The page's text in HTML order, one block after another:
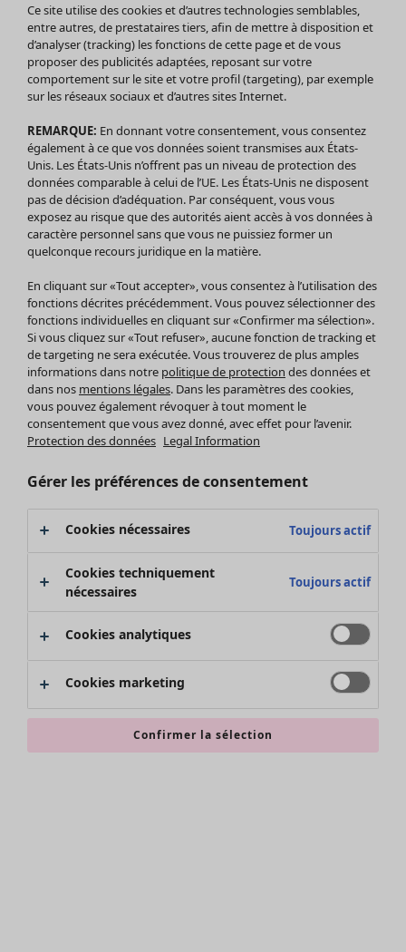
Soldes Vêtements
Tous les vêtements
Robes
Tuniques
Blouses
Tops
Gilets
Pantalon
Jupes
Leggings et collants
Accessoires
Chaussures
Vêtements de bain
Basics
Soldes Mobilier
Bonnes affaires déco
Décoration
Textiles
Tapis
Éponge
Promos SOLDES
Les promos de Gudrun Sjödén
Nouvel arrivage
Bonnes affaires en soldes - jusqu'à -70
Ce site utilise des cookies et d’autres technologies semblables,
entre autres, de prestataires tiers, afin de mettre à disposition et
d’analyser (tracking) les fonctions de cette page et de vous
proposer des publicités adaptées, reposant sur votre
comportement sur le site et votre profil (targeting), par exemple
sur les réseaux sociaux et d’autres sites Internet.
REMARQUE: En donnant votre consentement, vous consentez
également à ce que vos données soient transmises aux États-
Unis. Les États-Unis n’offrent pas un niveau de protection des
données comparable à celui de l’UE. Les États-Unis ne disposent
pas de décision d’adéquation. Par conséquent, vous vous
exposez au risque que des autorités aient accès à vos données à
caractère personnel sans que vous ne puissiez former un
quelconque recours juridique en la matière.
En cliquant sur «Tout accepter», vous consentez à l’utilisation des
fonctions décrites précédemment. Vous pouvez sélectionner des
fonctions individuelles en cliquant sur «Confirmer ma sélection».
Si vous cliquez sur «Tout refuser», aucune fonction de tracking et
de targeting ne sera exécutée. Vous trouverez de plus amples
informations dans notre politique de protection des données et
dans nos mentions légales. Dans les paramètres des cookies,
vous pouvez également révoquer à tout moment le
consentement que vous avez donné, avec effet pour l’avenir.
Protection des données Legal Information
Gérer les préférences de consentement
Cookies nécessaires Toujours actif
Cookies techniquement
nécessaires
Toujours actif
Cookies analytiques
Cookies marketing
Confirmer la sélection